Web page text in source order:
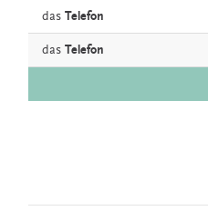
das Telefon
das Telefon